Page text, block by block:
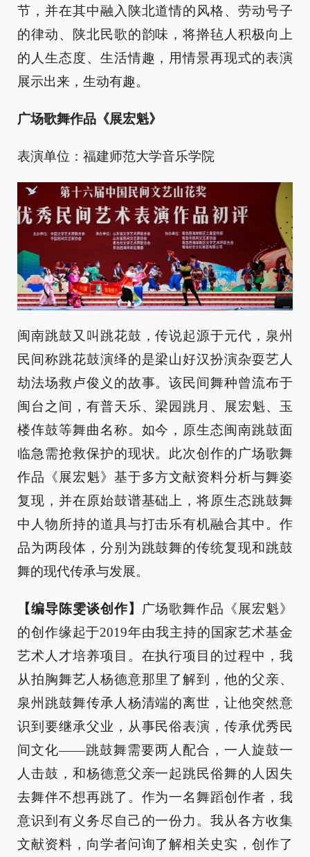
节，并在其中融入陕北道情的风格、劳动号子
的律动、陕北民歌的韵味，将擀毡人积极向上
的人生态度、生活情趣，用情景再现式的表演
展示出来，生动有趣。
广场歌舞作品《展宏魁》
表演单位：福建师范大学音乐学院
闽南跳鼓又叫跳花鼓，传说起源于元代，泉州
民间称跳花鼓演绎的是梁山好汉扮演杂耍艺人
劫法场救卢俊义的故事。该民间舞种曾流布于
闽台之间，有普天乐、梁园跳月、展宏魁、玉
楼伡鼓等舞曲名称。如今，原生态闽南跳鼓面
临急需抢救保护的现状。此次创作的广场歌舞
作品《展宏魁》基于多方文献资料分析与舞姿
复现，并在原始鼓谱基础上，将原生态跳鼓舞
中人物所持的道具与打击乐有机融合其中。作
品为两段体，分别为跳鼓舞的传统复现和跳鼓
舞的现代传承与发展。
【编导陈雯谈创作】
广场歌舞作品《展宏魁》
的创作缘起于2019年由我主持的国家艺术基金
艺术人才培养项目。在执行项目的过程中，我
从拍胸舞艺人杨德意那里了解到，他的父亲、
泉州跳鼓舞传承人杨清端的离世，让他突然意
识到要继承父业，从事民俗表演，传承优秀民
间文化——跳鼓舞需要两人配合，一人旋鼓一
人击鼓，和杨德意父亲一起跳民俗舞的人因失
去舞伴不想再跳了。作为一名舞蹈创作者，我
意识到有义务尽自己的一份力。我从各方收集
文献资料，向学者问询了解相关史实，创作了